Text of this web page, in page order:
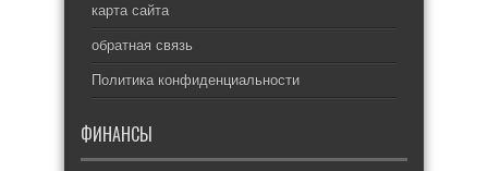
карта сайта
обратная связь
Политика конфиденциальности
ФИНАНСЫ